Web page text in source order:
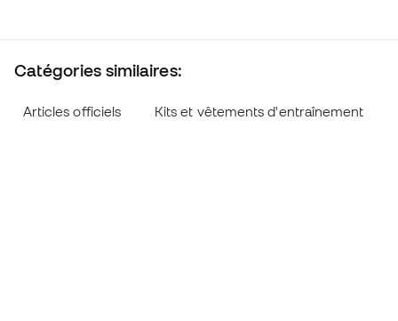
Catégories similaires:
Articles officiels Kits et vêtements d'entraînement